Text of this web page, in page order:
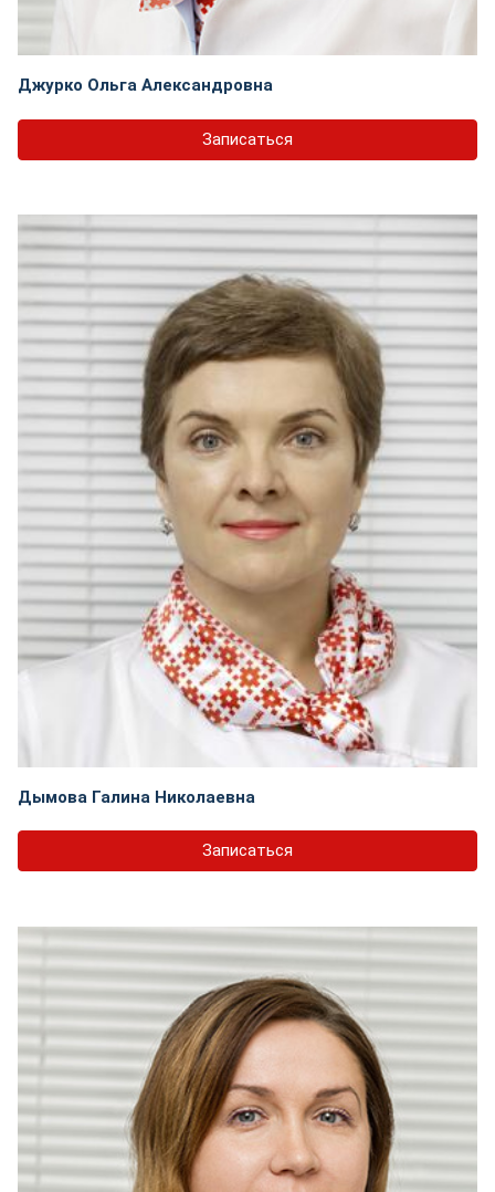
Джурко Ольга Александровна
Записаться
Дымова Галина Николаевна
Записаться